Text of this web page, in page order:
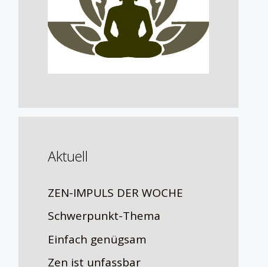
Aktuell
ZEN-IMPULS DER WOCHE
Schwerpunkt-Thema
Einfach genügsam
Zen ist unfassbar